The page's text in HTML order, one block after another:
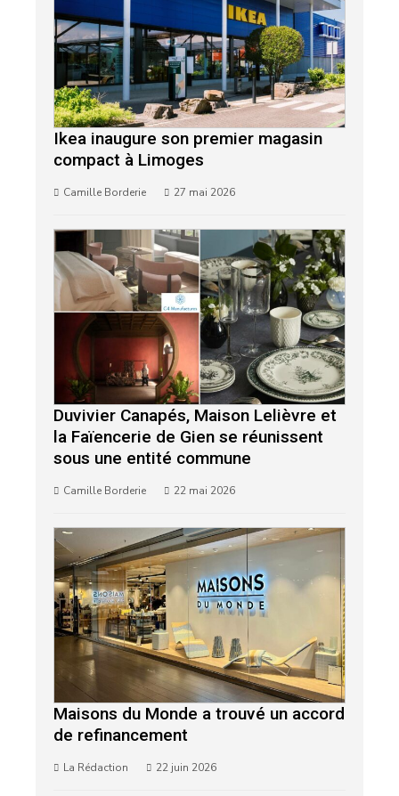
Ikea inaugure son premier magasin
compact à Limoges
Camille Borderie 27 mai 2026
Duvivier Canapés, Maison Lelièvre et
la Faïencerie de Gien se réunissent
sous une entité commune
Camille Borderie 22 mai 2026
Maisons du Monde a trouvé un accord
de refinancement
La Rédaction 22 juin 2026